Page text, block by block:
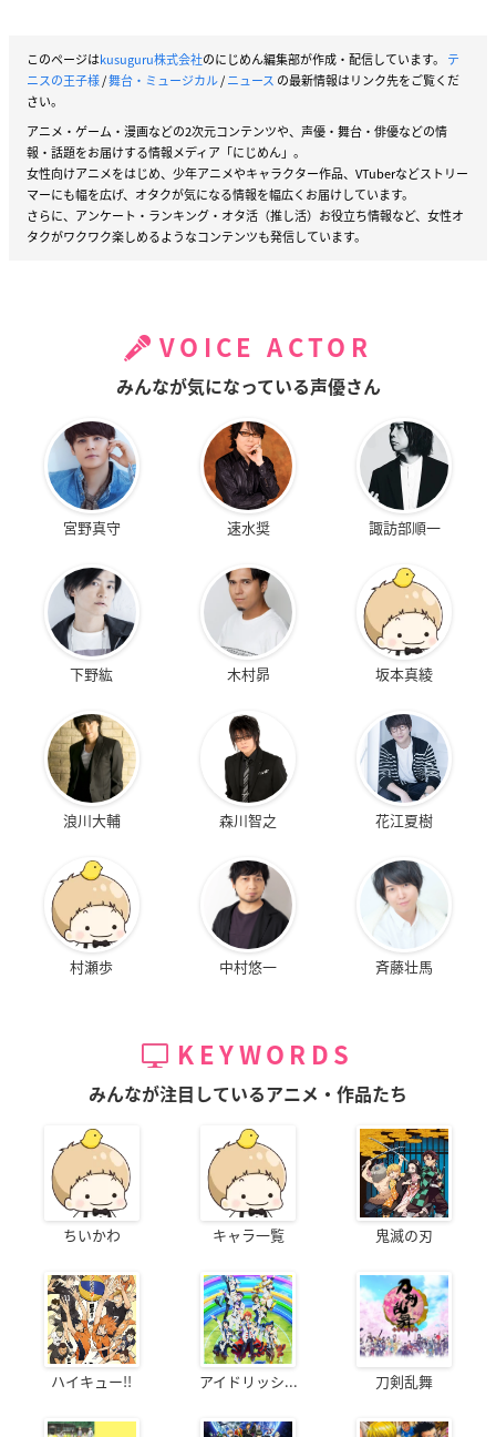
このページはkusuguru株式会社のにじめん編集部が作成・配信しています。 テ
ニスの王子様/舞台・ミュージカル/ニュース の最新情報はリンク先をご覧くだ
さい。
アニメ・ゲーム・漫画などの2次元コンテンツや、声優・舞台・俳優などの情
報・話題をお届けする情報メディア「にじめん」。
女性向けアニメをはじめ、少年アニメやキャラクター作品、VTuberなどストリー
マーにも幅を広げ、オタクが気になる情報を幅広くお届けしています。
さらに、アンケート・ランキング・オタ活（推し活）お役立ち情報など、女性オ
タクがワクワク楽しめるようなコンテンツも発信しています。
VOICE ACTOR
みんなが気になっている声優さん
宮野真守 速水奨 諏訪部順一
下野紘 木村昴 坂本真綾
浪川大輔 森川智之 花江夏樹
村瀬歩 中村悠一 斉藤壮馬
KEYWORDS
みんなが注目しているアニメ・作品たち
ちいかわ キャラ一覧 鬼滅の刃
ハイキュー!! アイドリッシ... 刀剣乱舞